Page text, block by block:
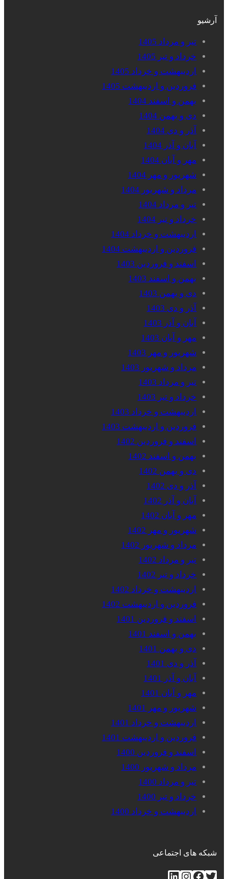
آرشیو
تیر و مرداد 1405
خرداد و تیر 1405
اردیبهشت و خرداد 1405
فروردین و اردیبهشت 1405
بهمن و اسفند 1404
دی و بهمن 1404
آذر و دی 1404
آبان و آذر 1404
مهر و آبان 1404
شهریور و مهر 1404
مرداد و شهریور 1404
تیر و مرداد 1404
خرداد و تیر 1404
اردیبهشت و خرداد 1404
فروردین و اردیبهشت 1404
اسفند و فروردین 1403
بهمن و اسفند 1403
دی و بهمن 1403
آذر و دی 1403
آبان و آذر 1403
مهر و آبان 1403
شهریور و مهر 1403
مرداد و شهریور 1403
تیر و مرداد 1403
خرداد و تیر 1403
اردیبهشت و خرداد 1403
فروردین و اردیبهشت 1403
اسفند و فروردین 1402
بهمن و اسفند 1402
دی و بهمن 1402
آذر و دی 1402
آبان و آذر 1402
مهر و آبان 1402
شهریور و مهر 1402
مرداد و شهریور 1402
تیر و مرداد 1402
خرداد و تیر 1402
اردیبهشت و خرداد 1402
فروردین و اردیبهشت 1402
اسفند و فروردین 1401
بهمن و اسفند 1401
دی و بهمن 1401
آذر و دی 1401
آبان و آذر 1401
مهر و آبان 1401
شهریور و مهر 1401
اردیبهشت و خرداد 1401
فروردین و اردیبهشت 1401
اسفند و فروردین 1400
مرداد و شهریور 1400
تیر و مرداد 1400
خرداد و تیر 1400
اردیبهشت و خرداد 1400
شبکه های اجتماعی
توییتر فیس‌بوکاینستاگرم لینکداین